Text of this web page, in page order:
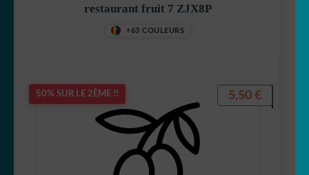
restaurant fruit 7 ZJX8P
+63 COULEURS
50% SUR LE 2ÈME !! 5,50 €